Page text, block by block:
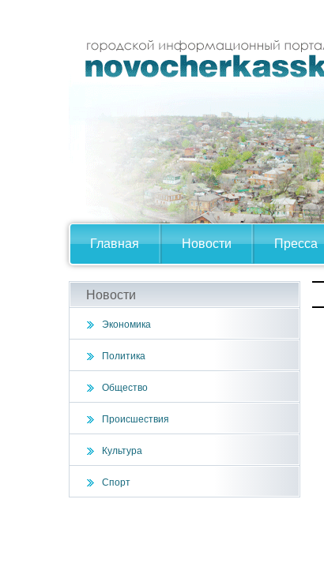
Главная Новости Пресса
Новости
Экономика
Политика
Общество
Происшествия
Культура
Спорт